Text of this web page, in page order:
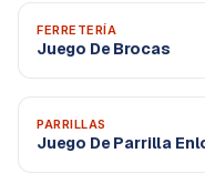
FERRETERÍA
Juego De Brocas
PARRILLAS
Juego De Parrilla